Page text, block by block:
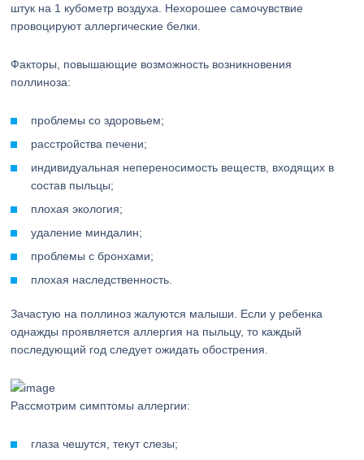
штук на 1 кубометр воздуха. Нехорошее самочувствие
провоцируют аллергические белки.
Факторы, повышающие возможность возникновения
поллиноза:
проблемы со здоровьем;
расстройства печени;
индивидуальная непереносимость веществ, входящих в
состав пыльцы;
плохая экология;
удаление миндалин;
проблемы с бронхами;
плохая наследственность.
Зачастую на поллиноз жалуются малыши. Если у ребенка
однажды проявляется аллергия на пыльцу, то каждый
последующий год следует ожидать обострения.
Рассмотрим симптомы аллергии:
глаза чешутся, текут слезы;